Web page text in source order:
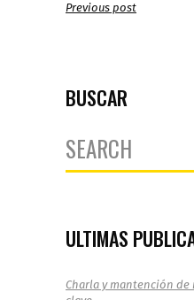
Previous post
BUSCAR
Search
for:
ULTIMAS
Charla y mantención